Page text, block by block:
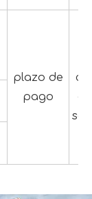
plazo de
pago